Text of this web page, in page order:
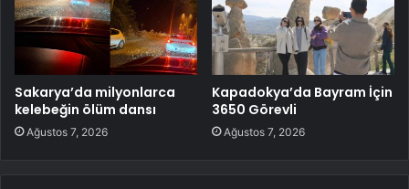
Sakarya’da milyonlarca
kelebeğin ölüm dansı
Ağustos 7, 2026
Kapadokya’da Bayram İçin
3650 Görevli
Ağustos 7, 2026